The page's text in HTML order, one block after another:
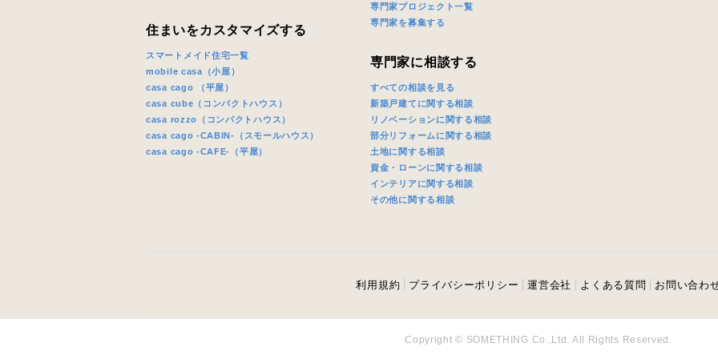
住まいをカスタマイズする
スマートメイド住宅一覧
mobile casa（小屋）
casa cago （平屋）
casa cube（コンパクトハウス）
casa rozzo（コンパクトハウス）
casa cago -CABIN-（スモールハウス）
casa cago -CAFE-（平屋）
専門家プロジェクト一覧
専門家を募集する
専門家に相談する
すべての相談を見る
新築戸建てに関する相談
リノベーションに関する相談
部分リフォームに関する相談
土地に関する相談
資金・ローンに関する相談
インテリアに関する相談
その他に関する相談
利用規約 プライバシーポリシー 運営会社 よくある質問 お問い合わ
Copyright © SOMETHING Co.,Ltd. All Rights Reserved.